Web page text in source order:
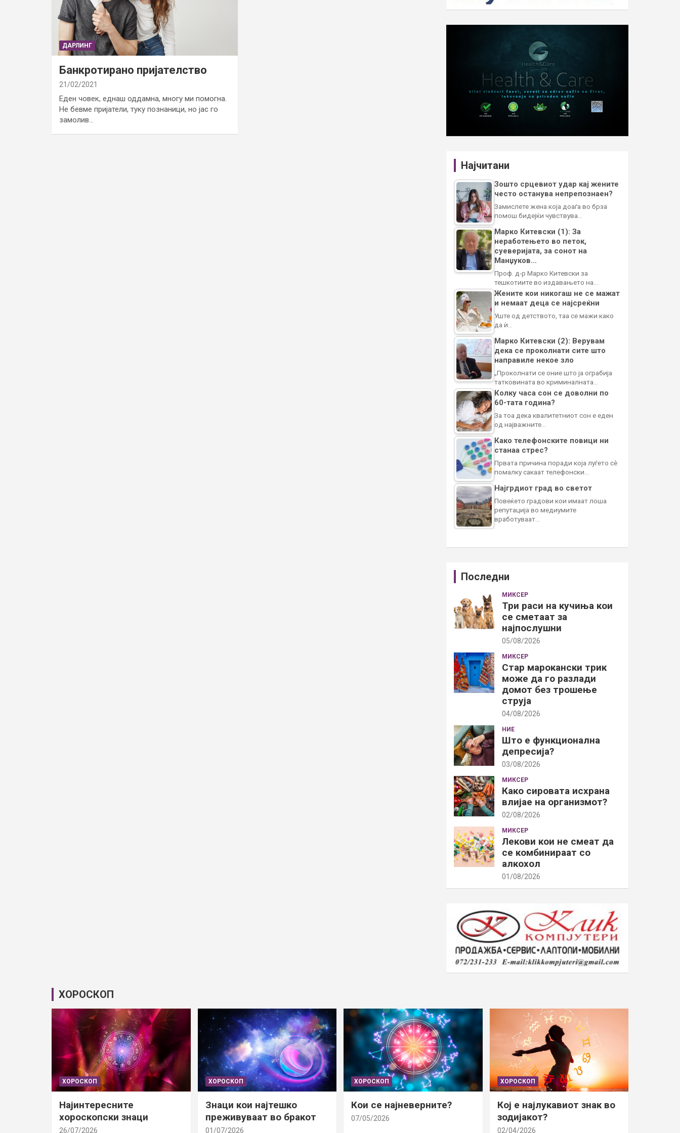
ДАРЛИНГ
Банкротирано пријателство
21/02/2021
Еден човек, еднаш оддамна, многу ми помогна.
Не бевме пријатели, туку познаници, но јас го
замолив…
Најчитани
Зошто срцевиот удар кај жените
често останува непрепознаен?
Замислете жена која доаѓа во брза
помош бидејќи чувствува…
Марко Китевски (1): За
неработењето во петок,
суеверијата, за сонот на
Манџуков…
Проф. д-р Марко Китевски за
тешкотиите во издавањето на…
Жените кои никогаш не се мажат
и немаат деца се најсреќни
Уште од детството, таа се мажи како
да ѝ…
Марко Китевски (2): Верувам
дека се проколнати сите што
направиле некое зло
„Проколнати се оние што ја ограбија
татковината во криминалната…
Колку часа сон се доволни по
60-тата година?
За тоа дека квалитетниот сон е еден
од најважните…
Како телефонските повици ни
станаа стрес?
Првата причина поради која луѓето сè
помалку сакаат телефонски…
Најгрдиот град во светот
Повеќето градови кои имаат лоша
репутација во медиумите
вработуваат…
Последни
МИКСЕР
Три раси на кучиња кои
се сметаат за
најпослушни
05/08/2026
МИКСЕР
Стар марокански трик
може да го разлади
домот без трошење
струја
04/08/2026
НИЕ
Што е функционална
депресија?
03/08/2026
МИКСЕР
Како сировата исхрана
влијае на организмот?
02/08/2026
МИКСЕР
Лекови кои не смеат да
се комбинираат со
алкохол
01/08/2026
ХОРОСКОП
ХОРОСКОП
Најинтересните
хороскопски знаци
26/07/2026
ХОРОСКОП
Знаци кои најтешко
преживуваат во бракот
01/07/2026
ХОРОСКОП
Кои се најневерните?
07/05/2026
ХОРОСКОП
Кој е најлукавиот знак во
зодијакот?
02/04/2026